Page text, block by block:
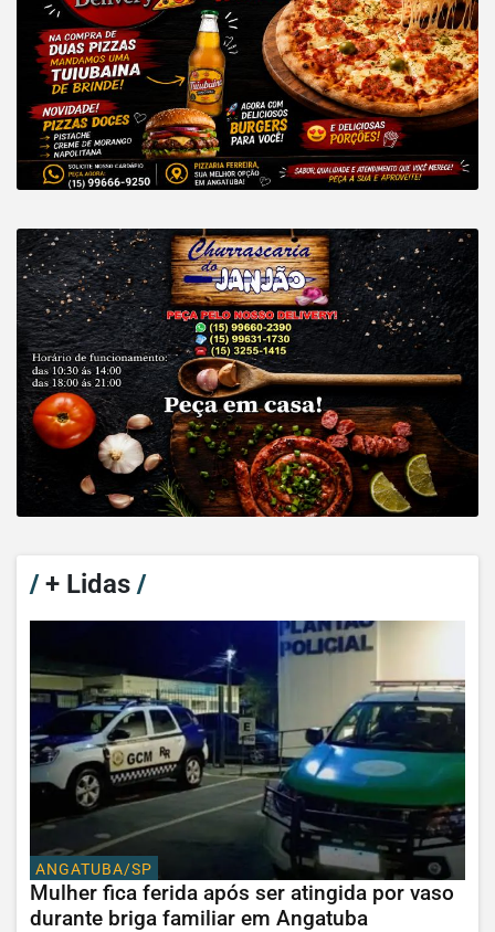
/+ Lidas /
ANGATUBA/SP
Mulher fica ferida após ser atingida por vaso
durante briga familiar em Angatuba